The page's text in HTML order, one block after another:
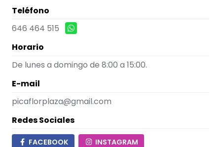
Teléfono
646 464 515
Horario
De lunes a domingo de 8:00 a 15:00.
E-mail
picaflorplaza@gmail.com
Redes Sociales
FACEBOOK INSTAGRAM